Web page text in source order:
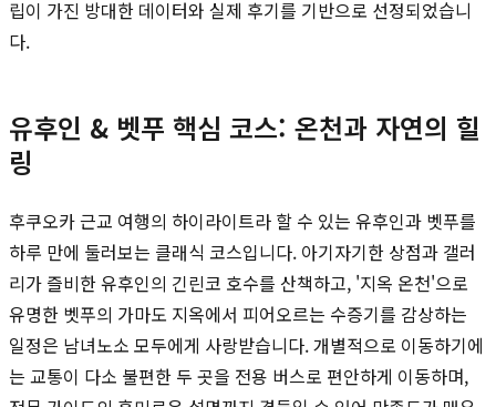
립이 가진 방대한 데이터와 실제 후기를 기반으로 선정되었습니
다.
유후인 & 벳푸 핵심 코스: 온천과 자연의 힐
링
후쿠오카 근교 여행의 하이라이트라 할 수 있는 유후인과 벳푸를
하루 만에 둘러보는 클래식 코스입니다. 아기자기한 상점과 갤러
리가 즐비한 유후인의 긴린코 호수를 산책하고, '지옥 온천'으로
유명한 벳푸의 가마도 지옥에서 피어오르는 수증기를 감상하는
일정은 남녀노소 모두에게 사랑받습니다. 개별적으로 이동하기에
는 교통이 다소 불편한 두 곳을 전용 버스로 편안하게 이동하며,